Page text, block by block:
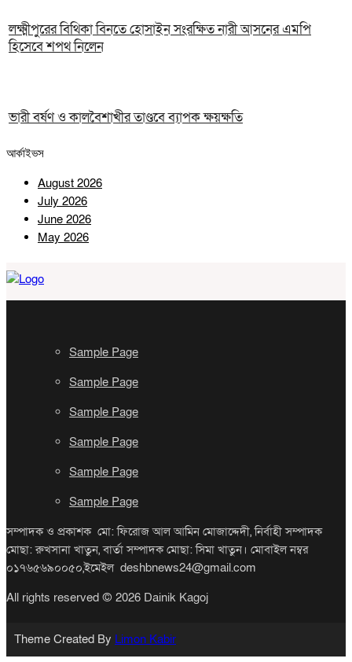
লক্ষ্মীপুরের বিথিকা বিনতে হোসাইন সংরক্ষিত নারী আসনের এমপি
হিসেবে শপথ নিলেন
ভারী বর্ষণ ও কালবৈশাখীর তাণ্ডবে ব্যাপক ক্ষয়ক্ষতি
আর্কাইভস
August 2026
July 2026
June 2026
May 2026
Sample Page
Sample Page
Sample Page
Sample Page
Sample Page
Sample Page
সম্পাদক ও প্রকাশক মো: ফিরোজ আল আমিন মোজাদ্দেদী, নির্বাহী সম্পাদক
মোছা: রুখসানা খাতুন, বার্তা সম্পাদক মোছা: সিমা খাতুন। মোবাইল নম্বর
০১৭৬৫৬৯০০৫০,ইমেইল deshbnews24@gmail.com
All rights reserved © 2026 Dainik Kagoj
Theme Created By Limon Kabir